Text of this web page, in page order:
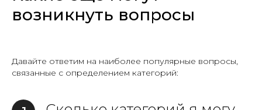
возникнуть вопросы
Давайте ответим на наиболее популярные вопросы,
связанные с определением категорий: